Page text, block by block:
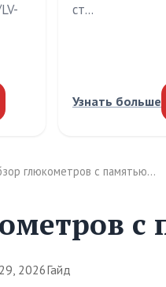
ст…
Узнать больше
глюкометров с памятью…
с
2026Гайд